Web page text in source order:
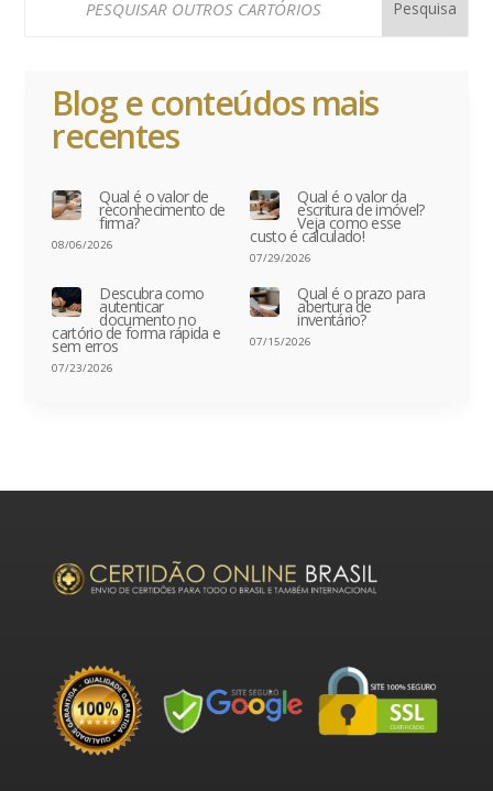
Blog e conteúdos mais
recentes
Qual é o valor de
reconhecimento de
firma?
08/06/2026
Qual é o valor da
escritura de imóvel?
Veja como esse
custo é calculado!
07/29/2026
Descubra como
autenticar
documento no
cartório de forma rápida e
sem erros
07/23/2026
Qual é o prazo para
abertura de
inventário?
07/15/2026